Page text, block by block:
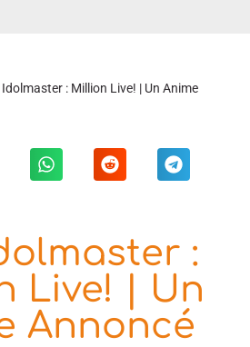
Idolmaster : Million Live! | Un Anime
:
Live! | Un
Annoncé